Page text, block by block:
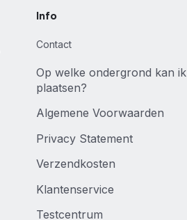
Info
Contact
Op welke ondergrond kan ik
plaatsen?
Algemene Voorwaarden
Privacy Statement
Verzendkosten
Klantenservice
Testcentrum